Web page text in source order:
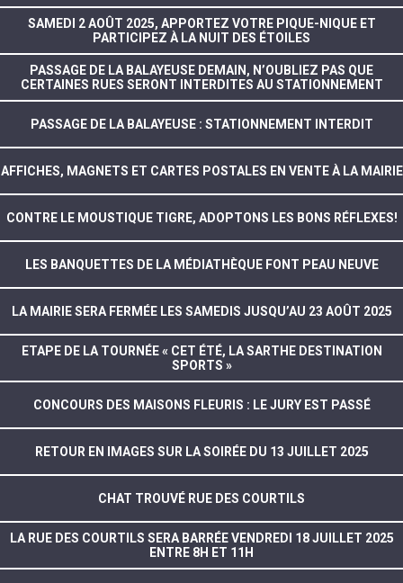
SAMEDI 2 AOÛT 2025, APPORTEZ VOTRE PIQUE-NIQUE ET
PARTICIPEZ À LA NUIT DES ÉTOILES
PASSAGE DE LA BALAYEUSE DEMAIN, N’OUBLIEZ PAS QUE
CERTAINES RUES SERONT INTERDITES AU STATIONNEMENT
PASSAGE DE LA BALAYEUSE : STATIONNEMENT INTERDIT
AFFICHES, MAGNETS ET CARTES POSTALES EN VENTE À LA MAIRIE
CONTRE LE MOUSTIQUE TIGRE, ADOPTONS LES BONS RÉFLEXES!
LES BANQUETTES DE LA MÉDIATHÈQUE FONT PEAU NEUVE
LA MAIRIE SERA FERMÉE LES SAMEDIS JUSQU’AU 23 AOÛT 2025
ETAPE DE LA TOURNÉE « CET ÉTÉ, LA SARTHE DESTINATION
SPORTS »
CONCOURS DES MAISONS FLEURIS : LE JURY EST PASSÉ
RETOUR EN IMAGES SUR LA SOIRÉE DU 13 JUILLET 2025
CHAT TROUVÉ RUE DES COURTILS
LA RUE DES COURTILS SERA BARRÉE VENDREDI 18 JUILLET 2025
ENTRE 8H ET 11H